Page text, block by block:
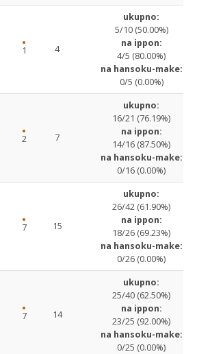
1 4
ukupno:
5/10 (50.00%)
na ippon:
4/5 (80.00%)
na hansoku-make:
0/5 (0.00%)
2 7
ukupno:
16/21 (76.19%)
na ippon:
14/16 (87.50%)
na hansoku-make:
0/16 (0.00%)
7 15
ukupno:
26/42 (61.90%)
na ippon:
18/26 (69.23%)
na hansoku-make:
0/26 (0.00%)
7 14
ukupno:
25/40 (62.50%)
na ippon:
23/25 (92.00%)
na hansoku-make:
0/25 (0.00%)